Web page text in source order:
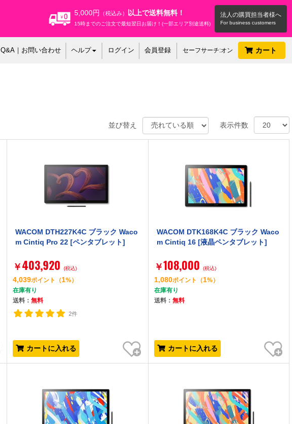
法人の購買担当者様へ
5,000円 （税込み） 以上で送料無料！
15時までのご注文で最短翌日お届け！(一部エリア別途送料)
Q&A｜お問い合わせ ヘルプ ログイン 会員登録 セーフサーチ:オン カート
並び替え 表示件数
WACOM DTH227K4C ブラック Waco
m Cintiq Pro 22 [ペンタブレット]
￥ 403,920 (税込)
4,039ポイント （1%）
在庫有り
送料：無料
2件
カートに入れる
お気に入り
WACOM DTK168K4C ブラック Waco
m Cintiq 16 [液晶ペンタブレット]
￥108,000 (税込)
1,080ポイント （1%）
在庫有り
送料： 無料
カートに入れる
お気に入り